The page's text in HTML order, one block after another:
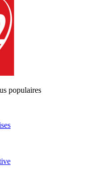
populaires